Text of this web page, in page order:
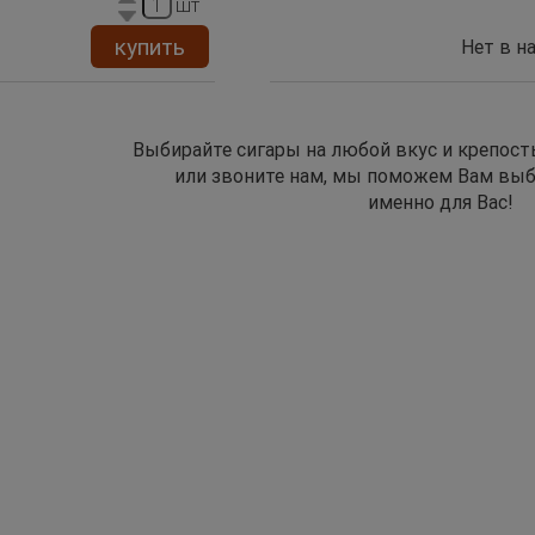
купить Нет в
Выбирайте сигары на любой вкус и
или звоните нам, мы поможем Вам
именно для Вас!